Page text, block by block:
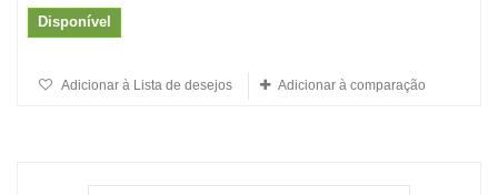
Disponível
Adicionar à Lista de desejos Adicionar à comparação